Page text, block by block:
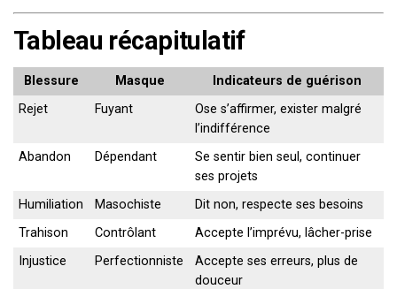
Tableau récapitulatif
Blessure Masque
Indicateurs de guérison
Rejet
Fuyant
Ose s’affirmer, exister malgré
l’indifférence
Abandon
Dépendant
Se sentir bien seul, continuer
ses projets
Humiliation
Masochiste
Dit non, respecte ses besoins
Trahison
Contrôlant
Accepte l’imprévu, lâcher-prise
Injustice
Perfectionniste
Accepte ses erreurs, plus de
douceur